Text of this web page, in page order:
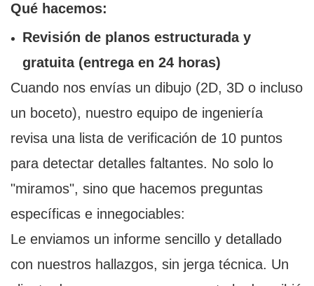
Qué hacemos:
Revisión de planos estructurada y
gratuita (entrega en 24 horas)
Cuando nos envías un dibujo (2D, 3D o incluso
un boceto), nuestro equipo de ingeniería
revisa una lista de verificación de 10 puntos
para detectar detalles faltantes. No solo lo
"miramos", sino que hacemos preguntas
específicas e innegociables:
Le enviamos un informe sencillo y detallado
con nuestros hallazgos, sin jerga técnica. Un